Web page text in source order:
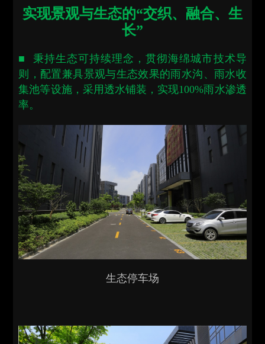
实现景观与生态的“交织、融合、生
长”
■ 秉持生态可持续理念，贯彻海绵城市技术导
则，配置兼具景观与生态效果的雨水沟、雨水收
集池等设施，采用透水铺装，实现100%雨水渗透
率。
生态停车场